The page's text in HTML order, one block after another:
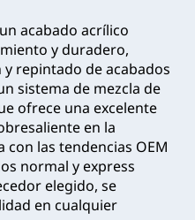
acabado acrílico
y duradero,
repintado de acabados
sistema de mezcla de
ofrece una excelente
en la
con las tendencias OEM
normal y express
elegido, se
en cualquier